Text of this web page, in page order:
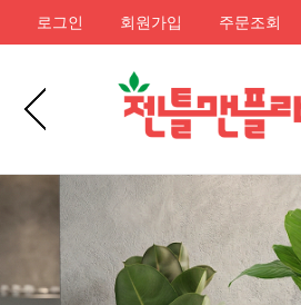
로그인 회원가입 주문조회